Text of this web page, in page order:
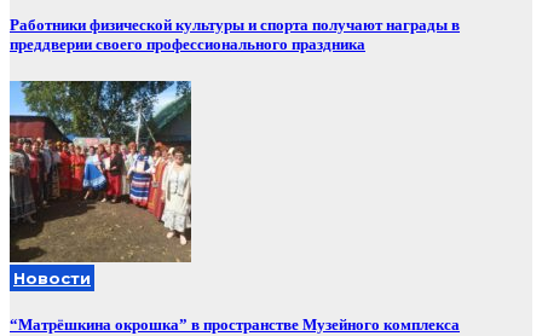
Работники физической культуры и спорта получают награды в
преддверии своего профессионального праздника
Новости
“Матрёшкина окрошка” в пространстве Музейного комплекса